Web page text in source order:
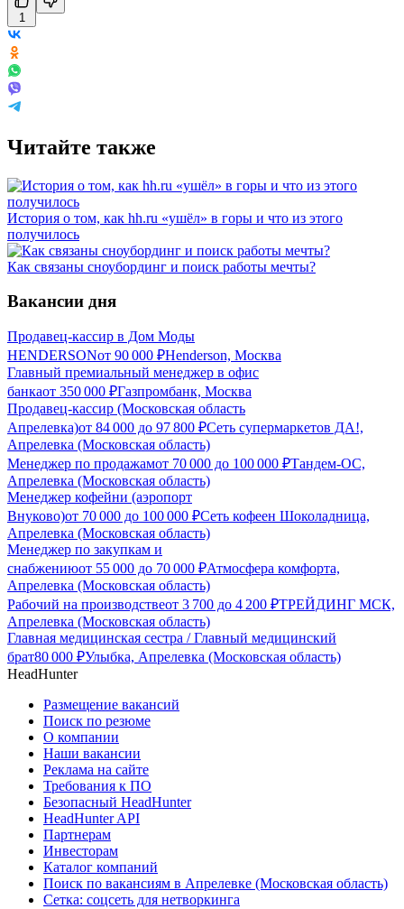
1
Читайте также
История о том, как hh.ru «ушёл» в горы и что из этого
получилось
Как связаны сноубординг и поиск работы мечты?
Вакансии дня
Продавец-кассир в Дом Моды
HENDERSONот 90 000 ₽Henderson, Москва
Главный премиальный менеджер в офис
банкаот 350 000 ₽Газпромбанк, Москва
Продавец-кассир (Московская область
Апрелевка)от 84 000 до 97 800 ₽Сеть супермаркетов ДА!,
Апрелевка (Московская область)
Менеджер по продажамот 70 000 до 100 000 ₽Тандем-ОС,
Апрелевка (Московская область)
Менеджер кофейни (аэропорт
Внуково)от 70 000 до 100 000 ₽Сеть кофеен Шоколадница,
Апрелевка (Московская область)
Менеджер по закупкам и
снабжениюот 55 000 до 70 000 ₽Атмосфера комфорта,
Апрелевка (Московская область)
Рабочий на производствеот 3 700 до 4 200 ₽ТРЕЙДИНГ МСК,
Апрелевка (Московская область)
Главная медицинская сестра / Главный медицинский
брат80 000 ₽Улыбка, Апрелевка (Московская область)
HeadHunter
Размещение вакансий
Поиск по резюме
О компании
Наши вакансии
Реклама на сайте
Требования к ПО
Безопасный HeadHunter
HeadHunter API
Партнерам
Инвесторам
Каталог компаний
Поиск по вакансиям в Апрелевке (Московская область)
Сетка: соцсеть для нетворкинга